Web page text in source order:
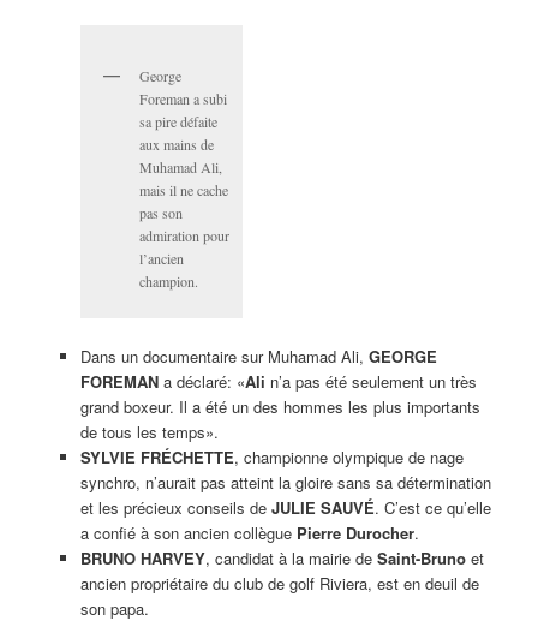
George
Foreman a subi
sa pire défaite
aux mains de
Muhamad Ali,
mais il ne cache
pas son
admiration pour
l’ancien
champion.
Dans un documentaire sur Muhamad Ali, GEORGE
FOREMANa déclaré: «Ali n’a pas été seulement un très
grand boxeur. Il a été un des hommes les plus importants
de tous les temps».
SYLVIE FRÉCHETTE, championne olympique de nage
synchro, n’aurait pas atteint la gloire sans sa détermination
et les précieux conseils de JULIE SAUVÉ. C’est ce qu’elle
a confié à son ancien collègue Pierre Durocher.
BRUNO HARVEY, candidat à la mairie de Saint-Brunoet
ancien propriétaire du club de golf Riviera, est en deuil de
son papa.